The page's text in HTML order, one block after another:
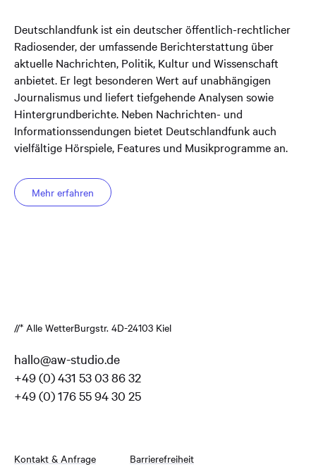
Deutschlandfunk ist ein deutscher öffentlich-rechtlicher
Radiosender, der umfassende Berichterstattung über
aktuelle Nachrichten, Politik, Kultur und Wissenschaft
anbietet. Er legt besonderen Wert auf unabhängigen
Journalismus und liefert tiefgehende Analysen sowie
Hintergrundberichte. Neben Nachrichten- und
Informationssendungen bietet Deutschlandfunk auch
vielfältige Hörspiele, Features und Musikprogramme an.
Mehr erfahren
//* Alle WetterBurgstr. 4D-24103 Kiel
hallo@aw-studio.de
+49 (0) 431 53 03 86 32
+49 (0) 176 55 94 30 25
Kontakt & Anfrage Barrierefreiheit